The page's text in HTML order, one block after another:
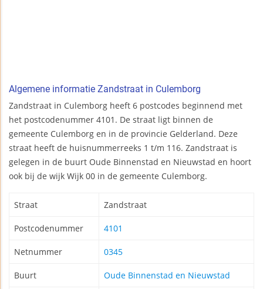
Algemene informatie Zandstraat in Culemborg
Zandstraat in Culemborg heeft 6 postcodes beginnend met
het postcodenummer 4101. De straat ligt binnen de
gemeente Culemborg en in de provincie Gelderland. Deze
straat heeft de huisnummerreeks 1 t/m 116. Zandstraat is
gelegen in de buurt Oude Binnenstad en Nieuwstad en hoort
ook bij de wijk Wijk 00 in de gemeente Culemborg.
Straat Zandstraat
Postcodenummer 4101
Netnummer 0345
Buurt Oude Binnenstad en Nieuwstad